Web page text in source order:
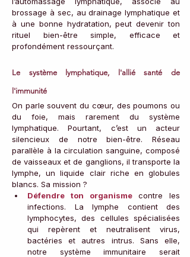
brossage à sec, au drainage lymphatique et
à une bonne hydratation, peut devenir ton
rituel bien-être simple, efficace et
profondément ressourçant.
Le système lymphatique, l'allié santé de
l'immunité
On parle souvent du cœur, des poumons ou
du foie, mais rarement du système
lymphatique. Pourtant, c’est un acteur
silencieux de notre bien-être. Réseau
parallèle à la circulation sanguine, composé
de vaisseaux et de ganglions, il transporte la
lymphe, un liquide clair riche en globules
blancs. Sa mission ?
Défendre ton organisme
contre les
infections. La lymphe contient des
lymphocytes, des cellules spécialisées
qui repèrent et neutralisent virus,
bactéries et autres intrus. Sans elle,
notre système immunitaire serait